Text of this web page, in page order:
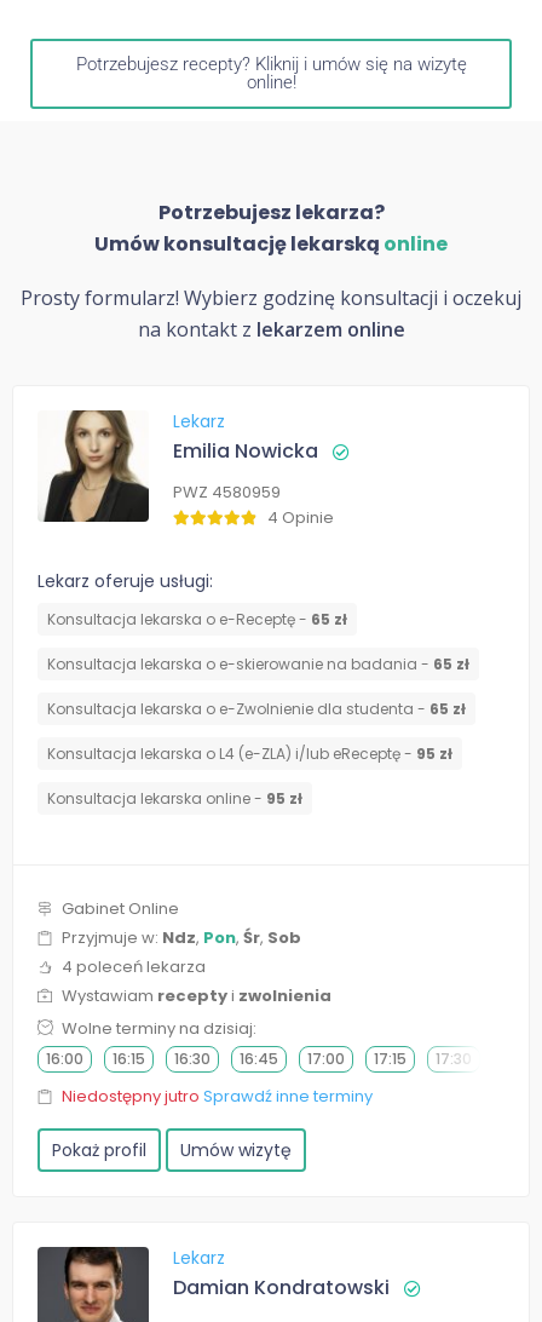
Potrzebujesz recepty? Kliknij i umów się na wizytę
online!
Potrzebujesz lekarza?
Umów konsultację lekarską online
Prosty formularz! Wybierz godzinę konsultacji i oczekuj
na kontakt z lekarzem online
Lekarz
Emilia Nowicka
PWZ 4580959
4 Opinie
Lekarz oferuje usługi:
Konsultacja lekarska o e-Receptę - 65 zł
Konsultacja lekarska o e-skierowanie na badania - 65 zł
Konsultacja lekarska o e-Zwolnienie dla studenta - 65 zł
Konsultacja lekarska o L4 (e-ZLA) i/lub eReceptę - 95 zł
Konsultacja lekarska online - 95 zł
Gabinet Online
Przyjmuje w: Ndz, Pon, Śr, Sob
4 poleceń lekarza
Wystawiam receptyi zwolnienia
Wolne terminy na dzisiaj:
16:00 16:15 16:30 16:45 17:00 17:15 17:30
Niedostępny jutro Sprawdź inne terminy
Pokaż profil Umów wizytę
Lekarz
Damian Kondratowski